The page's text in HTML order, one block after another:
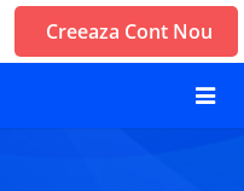
Creeaza Cont Nou